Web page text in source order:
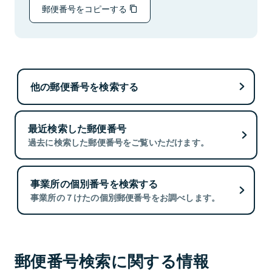
郵便番号をコピーする
他の郵便番号を検索する
最近検索した郵便番号
過去に検索した郵便番号をご覧いただけます。
事業所の個別番号を検索する
事業所の７けたの個別郵便番号をお調べします。
郵便番号検索に関する情報